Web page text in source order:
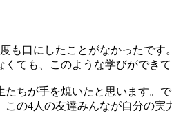
口にしたことがなかったで
ても、このような学びができ
ちが手を焼いたと思います。
の4人の友達みんなが自分の